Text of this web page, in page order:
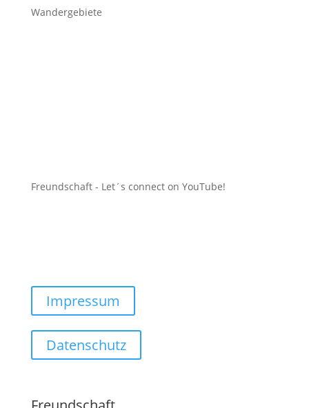
Wandergebiete
Freundschaft - Let´s connect on YouTube!
Impressum
Datenschutz